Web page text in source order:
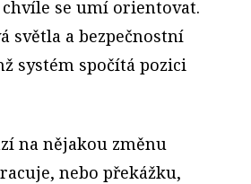
se umí orientovat.
světla a bezpečnostní
systém spočítá pozici
na nějakou změnu
nebo překážku,